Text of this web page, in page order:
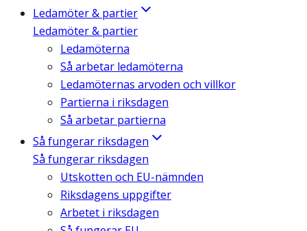
Ledamöter & partier
Ledamöter & partier
Ledamöterna
Så arbetar ledamöterna
Ledamöternas arvoden och villkor
Partierna i riksdagen
Så arbetar partierna
Så fungerar riksdagen
Så fungerar riksdagen
Utskotten och EU-nämnden
Riksdagens uppgifter
Arbetet i riksdagen